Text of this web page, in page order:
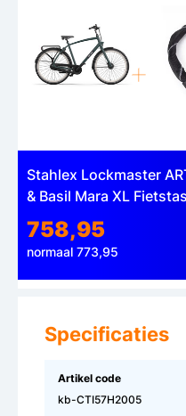
Stahlex Lockmaster
& Basil Mara XL Fietstas
758,95
normaal 773,95
Specificaties
Artikel code
kb-CTI57H2005